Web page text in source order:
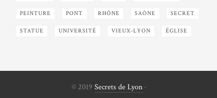
PEINTURE PONT RHÔNE SAÔNE SECRET
STATUE UNIVERSITÉ VIEUX-LYON ÉGLISE
© 2019 Secrets de Lyon·